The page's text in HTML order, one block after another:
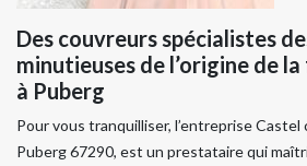
Des couvreurs spécialistes
minutieuses de l’origine de
à Puberg
Pour vous tranquilliser, l’entreprise Castel
Puberg 67290, est un prestataire qui